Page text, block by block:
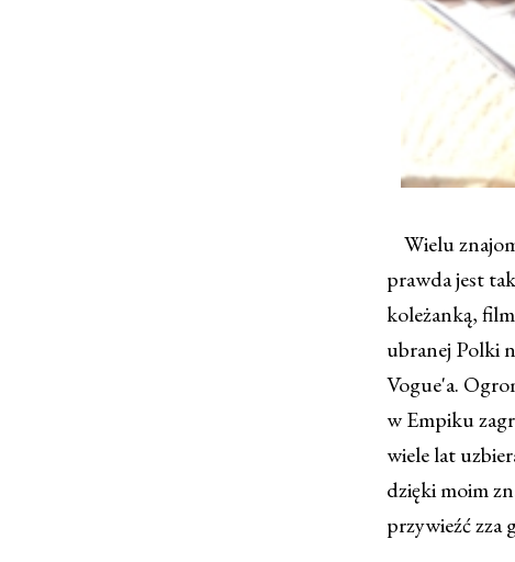
Wielu
prawda jest
koleżanką,
ubranej Polki
Vogue'a.
w Empiku
wiele lat
dzięki moim
przywieźć zza